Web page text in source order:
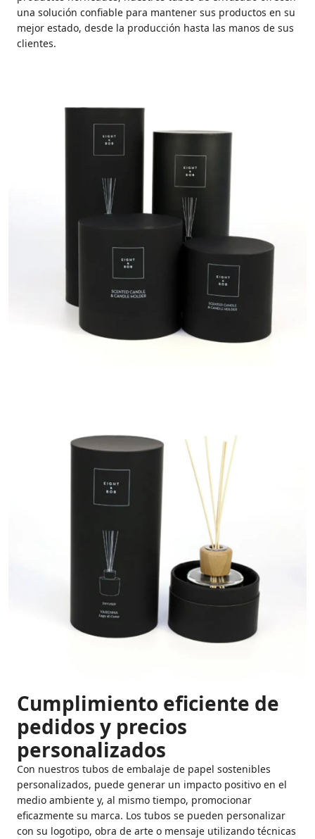
una solución confiable para mantener sus productos en su
mejor estado, desde la producción hasta las manos de sus
clientes.
Cumplimiento eficiente de
pedidos y precios
personalizados
Con nuestros tubos de embalaje de papel sostenibles
personalizados, puede generar un impacto positivo en el
medio ambiente y, al mismo tiempo, promocionar
eficazmente su marca. Los tubos se pueden personalizar
con su logotipo, obra de arte o mensaje utilizando técnicas